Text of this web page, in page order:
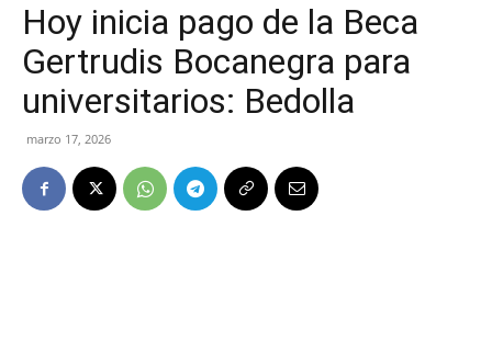
Hoy inicia pago de la Beca
Gertrudis Bocanegra para
universitarios: Bedolla
marzo 17, 2026